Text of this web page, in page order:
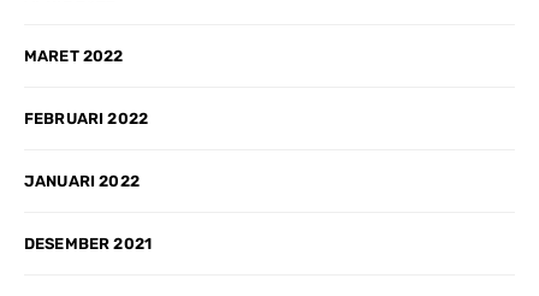
MARET 2022
FEBRUARI 2022
JANUARI 2022
DESEMBER 2021